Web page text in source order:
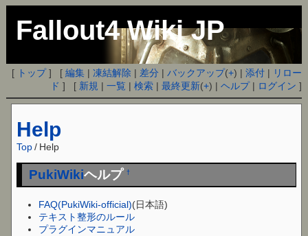
Fallout4 Wiki JP
[ トップ] [編集 |凍結解除 | 差分 |バックアップ(+) |添付 | リロー
ド ] [ 新規 |一覧 |検索 |最終更新(+) |ヘルプ| ログイン ]
Help
Top / Help
PukiWikiヘルプ†
FAQ(PukiWiki-official)(日本語)
テキスト整形のルール
プラグインマニュアル